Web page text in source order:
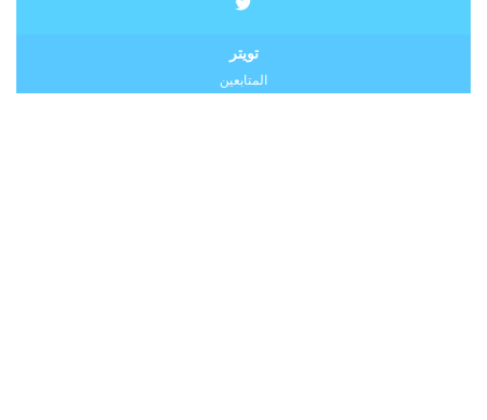
تويتر
المتابعين